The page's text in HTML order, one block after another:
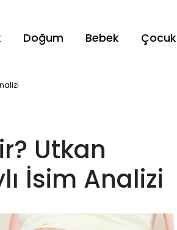
Doğum Bebek Çocuk
Utkan
İsim Analizi